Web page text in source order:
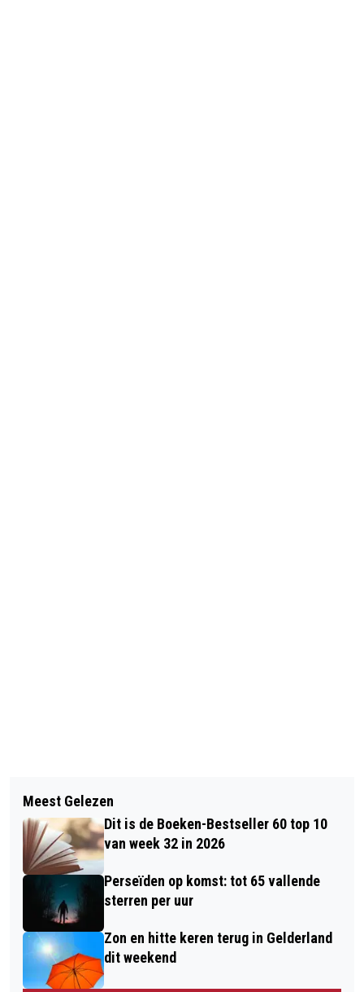
MINDER MUSKUSRATTEN: DALING
LANGS GRENS EN RIVIER ZET DOOR
NOG NIET ALLE VIERDAAGSE-
TICKETS UITVERKOCHT
Meest Gelezen
Dit is de Boeken-Bestseller 60 top 10
van week 32 in 2026
Perseïden op komst: tot 65 vallende
sterren per uur
Zon en hitte keren terug in Gelderland
dit weekend